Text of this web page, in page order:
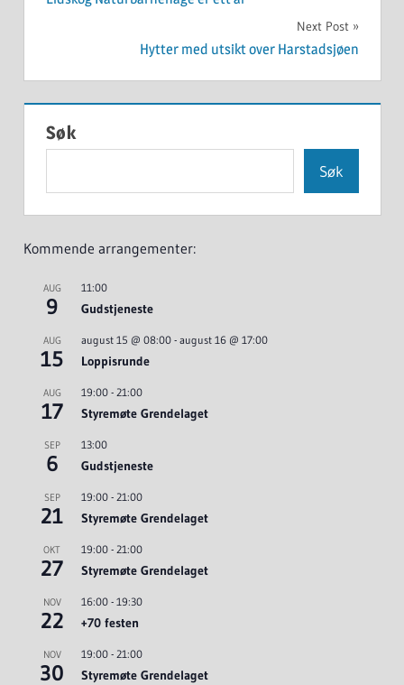
Next Post
Hytter med utsikt over Harstadsjøen
Søk
Søk
Kommende arrangementer:
AUG
9
11:00
Gudstjeneste
AUG
15
august 15 @ 08:00- august 16 @ 17:00
Loppisrunde
AUG
17
19:00- 21:00
Styremøte Grendelaget
SEP
6
13:00
Gudstjeneste
SEP
21
19:00- 21:00
Styremøte Grendelaget
OKT
27
19:00- 21:00
Styremøte Grendelaget
NOV
22
16:00- 19:30
+70 festen
NOV
30
19:00- 21:00
Styremøte Grendelaget